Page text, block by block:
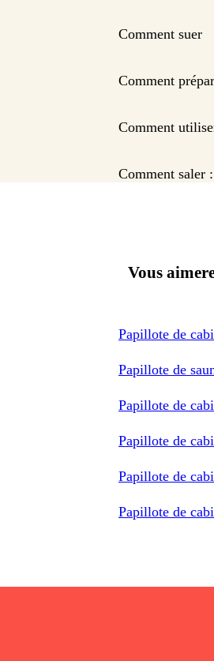
Comment suer
Comment
Comment
Comment saler
Vous
Papillote de
Papillote de
Papillote de
Papillote de
Papillote de
Papillote de